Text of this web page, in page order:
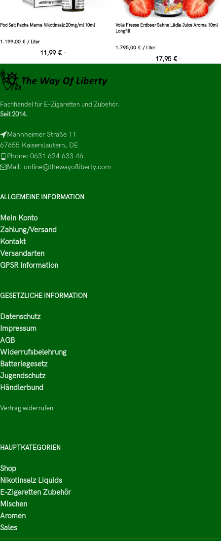
Pod Salt Pacha Mama Nikotinsalz 20mg/ml 10ml
1.199,00 € / Liter
11,99 € *
Volle Fresse Erdbeer Sahne Lädla Juice Aroma 10ml
Longfill
1.795,00 € / Liter
17,95 € *
Fachhandel für E-Zigaretten und Zubehör.
Seit 2014.
Mannheimer Straße 11
67655 Kaiserslautern, DE
Phone: 0631 624 633 46
Mail: online@thewayofliberty.com
ALLGEMEINE INFORMATION
Mein Konto
Zahlung/Versand
Kontakt
Versandarten
GPSR Information
GESETZLICHE INFORMATION
Datenschutz
Impressum
AGB
Widerrufsbelehrung
Batteriegesetz
Jugendschutz
Händlerbund
Vertrag widerrufen
HAUPTKATEGORIEN
Shop
Nikotinsalz Liquids
E-Zigaretten Zubehör
Mischen
Aromen
Sales